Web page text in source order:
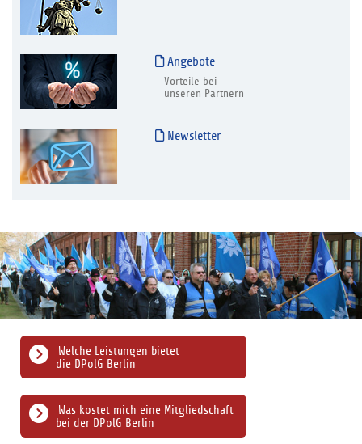
Angebote
Vorteile bei
unseren Partnern
Newsletter
Was kostet mich eine Mitgliedschaft
bei der DPolG Berlin
Welche Leistungen bietet
die DPolG Berlin